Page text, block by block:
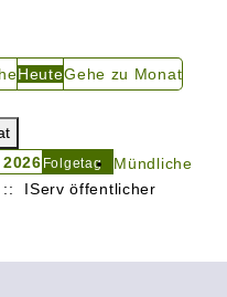
HeuteGehe zu Monat
Folgetag
Mündliche
:: IServ öffentlicher